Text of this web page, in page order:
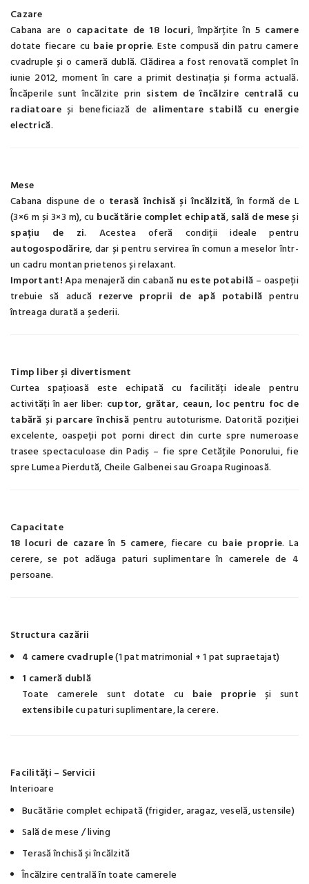
Cazare
Cabana are o capacitate de 18 locuri, împărțite în5 camere
dotate fiecare cu baie proprie. Este compusă din patru camere
cvadruple și o cameră dublă. Clădirea a fost renovată complet în
iunie 2012, moment în care a primit destinația și forma actuală.
Încăperile sunt încălzite prin sistem de încălzire centrală cu
radiatoareși beneficiază de alimentare stabilă cu energie
electrică.
Mese
Cabana dispune de o terasă închisă și încălzită, în formă de L
(3×6 m și 3×3 m), cu bucătărie complet echipată, sală de meseși
spațiu de zi. Acestea oferă condiții ideale pentru
autogospodărire, dar și pentru servirea în comun a meselor într-
un cadru montan prietenos și relaxant.
Important!Apa menajeră din cabană nu este potabilă – oaspeții
trebuie să aducă rezerve proprii de apă potabilă pentru
întreaga durată a șederii.
Timp liber și divertisment
Curtea spațioasă este echipată cu facilități ideale pentru
activități în aer liber: cuptor, grătar, ceaun, loc pentru foc de
tabără și parcare închisă pentru autoturisme. Datorită poziției
excelente, oaspeții pot porni direct din curte spre numeroase
trasee spectaculoase din Padiș – fie spre Cetățile Ponorului, fie
spre Lumea Pierdută, Cheile Galbenei sau Groapa Ruginoasă.
Capacitate
18 locuri de cazare în 5 camere, fiecare cu baie proprie. La
cerere, se pot adăuga paturi suplimentare în camerele de 4
persoane.
Structura cazării
4 camere cvadruple(1 pat matrimonial + 1 pat supraetajat)
1 cameră dublă
Toate camerele sunt dotate cu baie proprie și sunt
extensibilecu paturi suplimentare, la cerere.
Facilități – Servicii
Interioare
Bucătărie complet echipată (frigider, aragaz, veselă, ustensile)
Sală de mese / living
Terasă închisă și încălzită
Încălzire centrală în toate camerele